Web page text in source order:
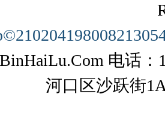
电话
河口区沙跃街